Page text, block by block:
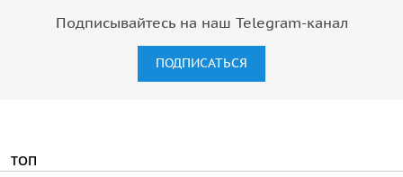
Подписывайтесь на наш Telegram-канал
ПОДПИСАТЬСЯ
ТОП